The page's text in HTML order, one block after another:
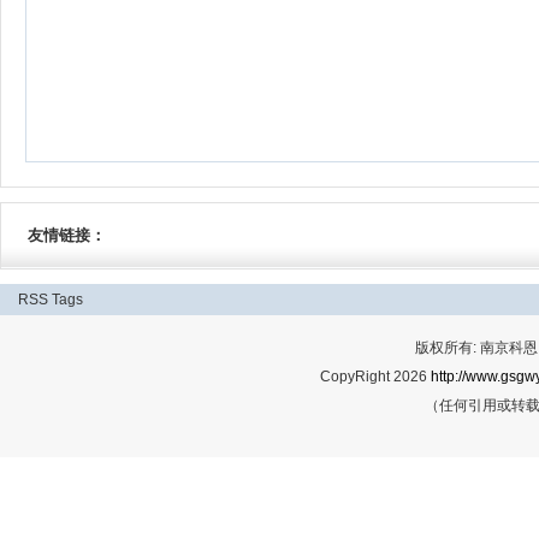
友情链接：
RSS Tags
版权所有: 南京科
CopyRight 2026 http://
（任何引用或转